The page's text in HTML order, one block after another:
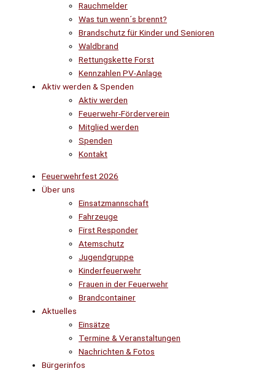
Rauchmelder
Was tun wenn´s brennt?
Brandschutz für Kinder und Senioren
Waldbrand
Rettungskette Forst
Kennzahlen PV-Anlage
Aktiv werden & Spenden
Aktiv werden
Feuerwehr-Förderverein
Mitglied werden
Spenden
Kontakt
Feuerwehrfest 2026
Über uns
Einsatzmannschaft
Fahrzeuge
First Responder
Atemschutz
Jugendgruppe
Kinderfeuerwehr
Frauen in der Feuerwehr
Brandcontainer
Aktuelles
Einsätze
Termine & Veranstaltungen
Nachrichten & Fotos
Bürgerinfos